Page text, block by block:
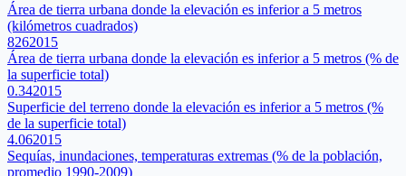
Área de tierra urbana donde la elevación es inferior a 5 metros
(kilómetros cuadrados)
8262015
Área de tierra urbana donde la elevación es inferior a 5 metros (% de
la superficie total)
0.342015
Superficie del terreno donde la elevación es inferior a 5 metros (%
de la superficie total)
4.062015
Sequías, inundaciones, temperaturas extremas (% de la población,
promedio 1990-2009)